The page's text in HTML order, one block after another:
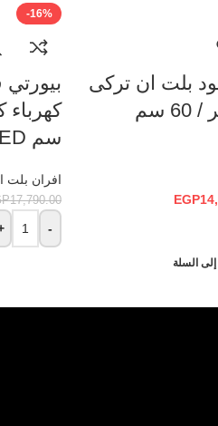
بلت ان تركى
غاز كامل 65 لتر / 60 سم
EGP
إلى السلة
-16%
سم OPT601EED
افران بلت
17,790.00
-